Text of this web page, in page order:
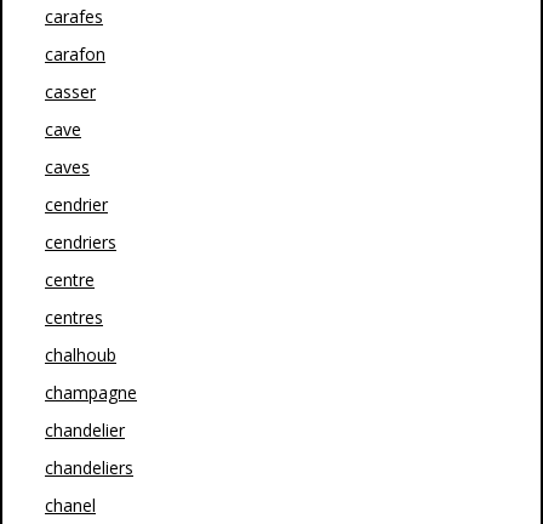
carafes
carafon
casser
cave
caves
cendrier
cendriers
centre
centres
chalhoub
champagne
chandelier
chandeliers
chanel